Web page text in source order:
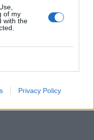
of my
with the
Privacy Policy